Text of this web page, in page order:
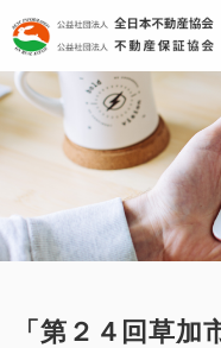
「第２４回草加